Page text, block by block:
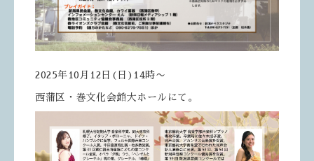
2025年10月12日(日)14時〜
西蒲区・巻文化会館大ホールにて。